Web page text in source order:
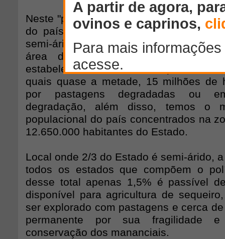
Neste "polígono das secas", encontra-
do país, cerca de 65 milhões de
semi-árido mais populoso do mundo.
área de 56 milhões de
estabelecimentos rurais, ocupando 33
quais quase a metade, 15 milhões de
por pastagens degradadas ou
degradação, além disso, temos o
populacional do país concentrados na
12.650.000 habitantes do Estado.
Local onde 2/3 do Estado é semi-árido,
todos os estados que compõem o
desse total apenas 1,5% é passível
disponível para agricultura de
ser explorado com pastagens e cerca
permanente por sua fragilidade
conservação dos mananciais.